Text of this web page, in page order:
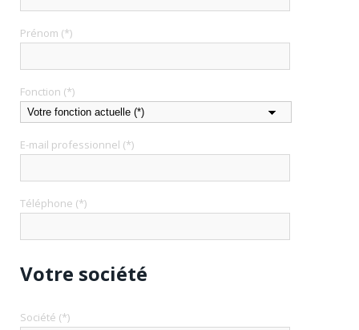
Prénom (*)
Fonction (*)
E-mail professionnel (*)
Téléphone (*)
Votre société
Société (*)